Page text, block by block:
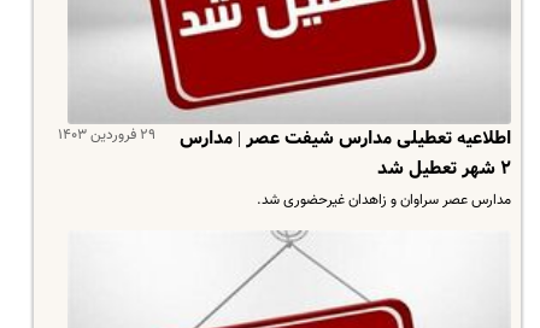
۲۹ فروردین ۱۴۰۳
اطلاعیه تعطیلی مدارس شیفت عصر | مدارس
۲ شهر تعطیل شد
مدارس عصر سراوان و زاهدان غیرحضوری شد.